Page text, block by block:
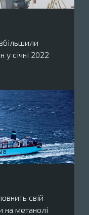
у січні 2022
свій
на метанолі